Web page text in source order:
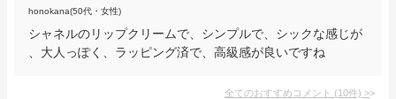
honokana(50代・女性)
シャネルのリップクリームで、シンプルで、シックな感じが
、大人っぽく、ラッピング済で、高級感が良いですね
全てのおすすめコメント (10件) >